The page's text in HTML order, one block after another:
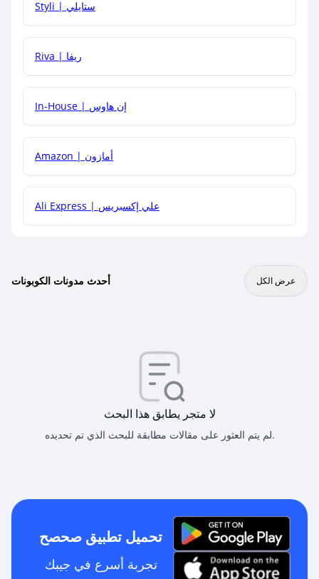
هل يمكنني جمع كود خصم مع العروض الأخرى؟
Styli | ستايلي
Riva | ريفا
In-House | إن هاوس
Amazon | أمازون
Ali Express | علي إكسبريس
أحدث مدونات الكوبونات عرض الكل
لا متجر يطابق هذا البحث
لم يتم العثور على مقالات مطابقة للبحث الذي تم تحديده.
تحميل تطبيق صحصح
تجربة أسرع في جيبك